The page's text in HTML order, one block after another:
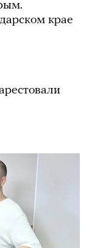
крае